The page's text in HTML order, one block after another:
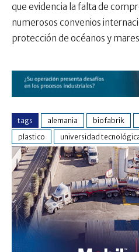
que evidencia la falta de
numerosos convenios
protección de océanos y
tags alemania biofabrik
plastico
universidad